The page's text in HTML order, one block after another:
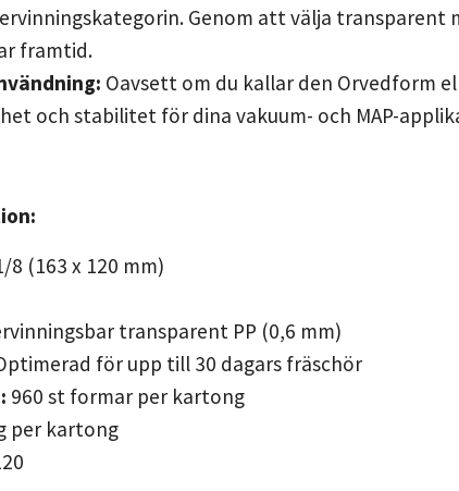
Genom att välja
framtid.
Oavsett om du kallar den Orvedform
och stabilitet för dina vakuum- och MAP-
8 (163 x 120 mm)
transparent PP (0,6 mm)
för upp till 30 dagars fräschör
960 st formar per kartong
per kartong